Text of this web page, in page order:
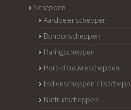
Scheppen
Aardbeienscheppen
Bonbonscheppen
Haringscheppen
Hors-d'oeuvrescheppen
IJsdienscheppen /
Natfruitscheppen